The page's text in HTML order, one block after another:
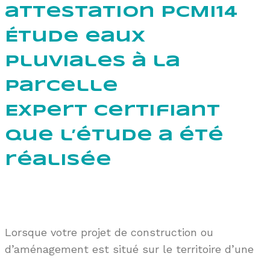
attestation PCMI14
Étude eaux
pluviales à la
parcelle
Expert certifiant
que l’étude a été
réalisée
Lorsque votre projet de construction ou
d’aménagement est situé sur le territoire d’une